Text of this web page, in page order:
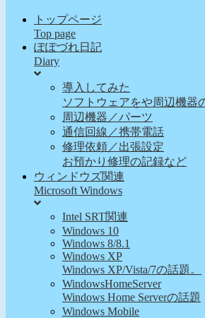
トップページ
Top page
ぽぽづれ日記
Diary
導入してみた
ソフトウェアをや周辺機器
周辺機器／パーツ
通信回線／携帯電話
修理依頼／出張設定
お預かり修理の記録など
ウィンドウズ関連
Microsoft Windows
Intel SRT関連
Windows 10
Windows 8/8.1
Windows XP
Windows XP/Vista/7の話題。
WindowsHomeServer
Windows Home Serverの話題
Windows Mobile